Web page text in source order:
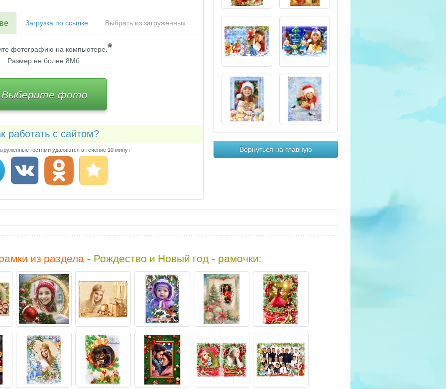
Вернуться на главную
Загрузка по ссылке Выбрать из загруженных
фотографию на компьютере. *
Размер не более 8Мб:
Выберите фото
работать с сайтом?
гостями удаляются в течение 10 минут
из раздела - Рождество и Новый год - рамочки: